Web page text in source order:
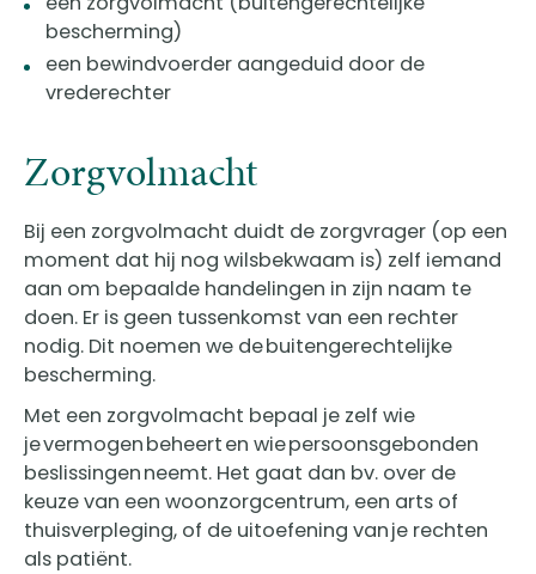
bescherming)
een bewindvoerder aangeduid door de
vrederechter
Zorgvolmacht
Bij een zorgvolmacht duidt de zorgvrager (op een
moment dat hij nog wilsbekwaam is) zelf iemand
aan om bepaalde handelingen in zijn naam te
doen. Er is geen tussenkomst van een rechter
nodig. Dit noemen we de buitengerechtelijke
bescherming.
Met een zorgvolmacht bepaal je zelf wie
je vermogen beheert en wie persoonsgebonden
beslissingen neemt. Het gaat dan bv. over de
keuze van een woonzorgcentrum, een arts of
thuisverpleging, of de uitoefening van je rechten
als patiënt.